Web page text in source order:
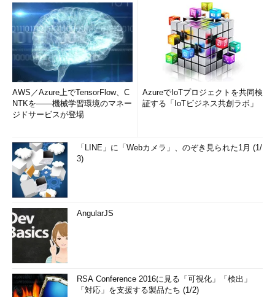
AWS／Azure上でTensorFlow、C
NTKを――機械学習環境のマネー
ジドサービスが登場
AzureでIoTプロジェクトを共同検
証する「IoTビジネス共創ラボ」
「LINE」に「Webカメラ」、のぞき見られた1月 (1/
3)
AngularJS
RSA Conference 2016に見る「可視化」「検出」
「対応」を支援する製品たち (1/2)